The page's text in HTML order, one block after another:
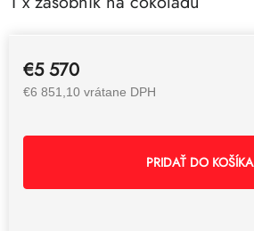
5
€5 570
€6 851,10 vrátane DPH
PRIDAŤ DO KOŠÍKA